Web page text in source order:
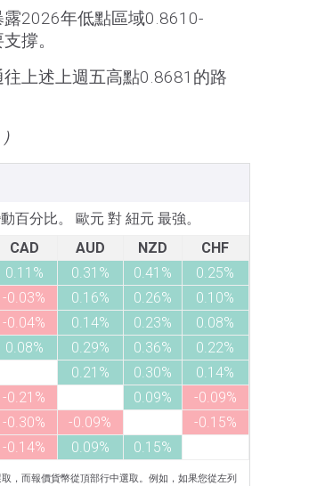
2026年低點區域0.8610-
撐。
上述上週五高點0.8681的路
百分比。 歐元 對 紐元 最強。
CAD AUD NZD
CHF
0.11% 0.31% 0.41%
0.25%
-0.03% 0.16% 0.26%
0.10%
-0.04% 0.14% 0.23%
0.08%
0.08% 0.29% 0.36%
0.22%
0.21% 0.30%
0.14%
-0.21% 0.09%
-0.09%
-0.30% -0.09%
-0.15%
-0.14% 0.09% 0.15%
，而報價貨幣從頂部行中選取。例如，如果您從左列